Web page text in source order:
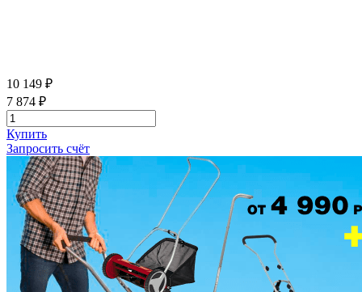
10 149 ₽
7 874 ₽
Купить
Запросить счёт